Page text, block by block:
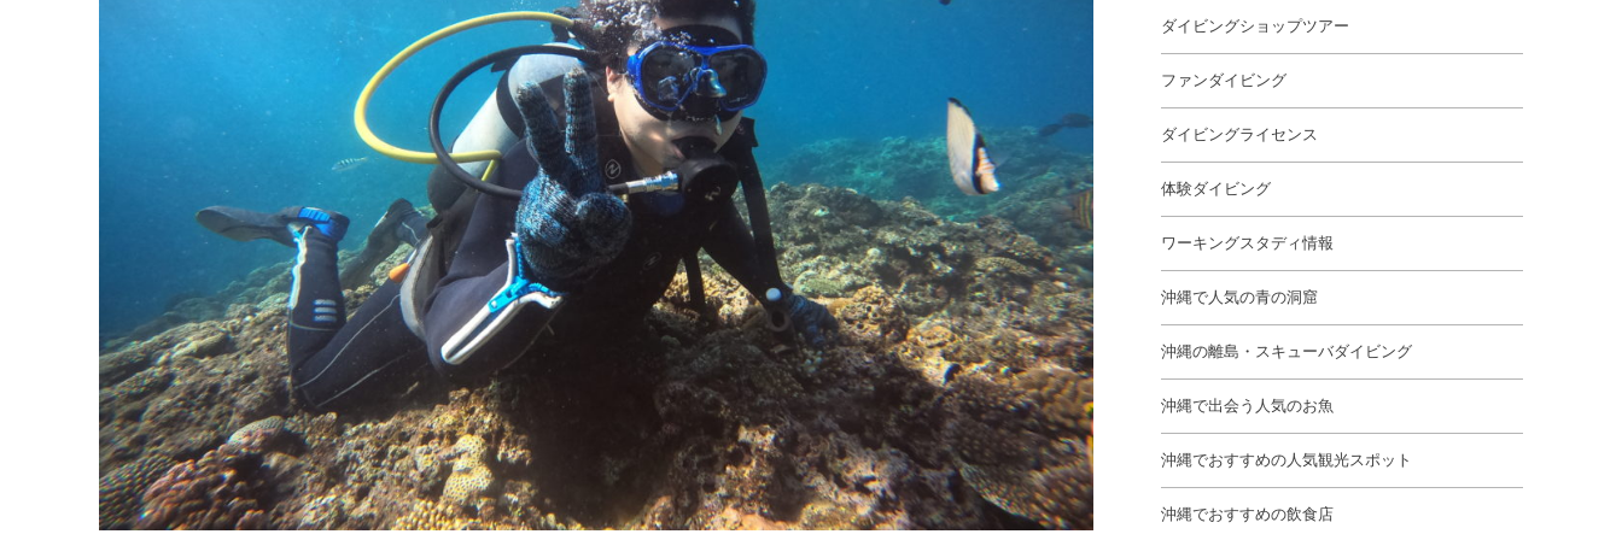
ダイビングショップツアー
ファンダイビング
ダイビングライセンス
体験ダイビング
ワーキングスタディ情報
沖縄で人気の青の洞窟
沖縄の離島・スキューバダイビング
沖縄で出会う人気のお魚
沖縄でおすすめの人気観光スポット
沖縄でおすすめの飲食店